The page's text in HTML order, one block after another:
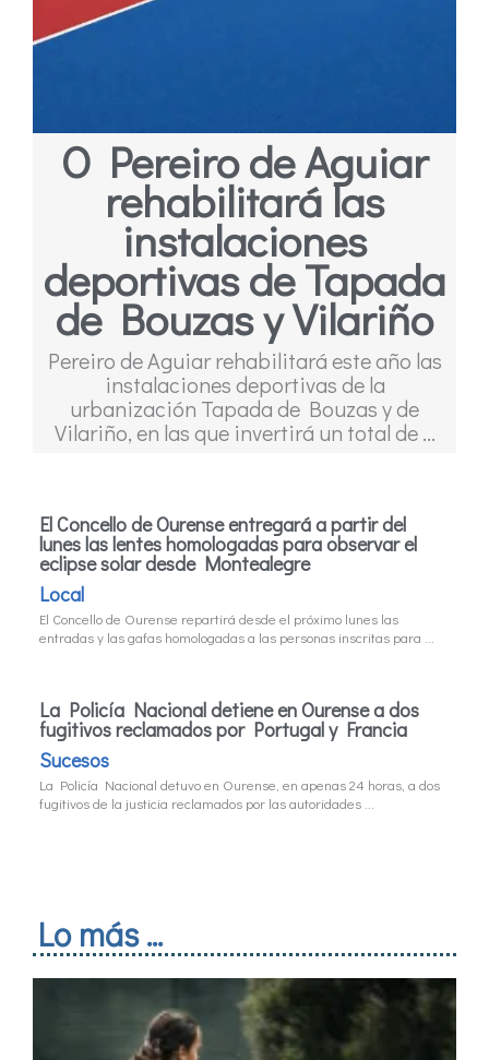
O Pereiro de Aguiar
rehabilitará las
instalaciones
deportivas de Tapada
de Bouzas y Vilariño
Pereiro de Aguiar rehabilitará este año las
instalaciones deportivas de la
urbanización Tapada de Bouzas y de
Vilariño, en las que invertirá un total de ...
El Concello de Ourense entregará a partir del
lunes las lentes homologadas para observar el
eclipse solar desde Montealegre
Local
El Concello de Ourense repartirá desde el próximo lunes las
entradas y las gafas homologadas a las personas inscritas para ...
La Policía Nacional detiene en Ourense a dos
fugitivos reclamados por Portugal y Francia
Sucesos
La Policía Nacional detuvo en Ourense, en apenas 24 horas, a dos
fugitivos de la justicia reclamados por las autoridades ...
Lo más ...